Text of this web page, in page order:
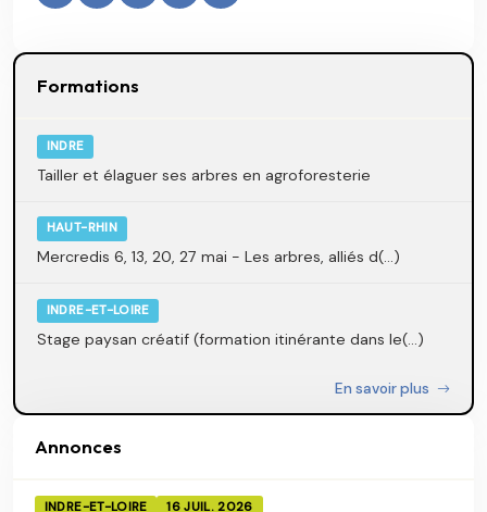
Formations
INDRE
Tailler et élaguer ses arbres en agroforesterie
HAUT-RHIN
Mercredis 6, 13, 20, 27 mai - Les arbres, alliés d(...)
INDRE-ET-LOIRE
Stage paysan créatif (formation itinérante dans le(...)
En savoir plus
Annonces
INDRE-ET-LOIRE 16 JUIL. 2026